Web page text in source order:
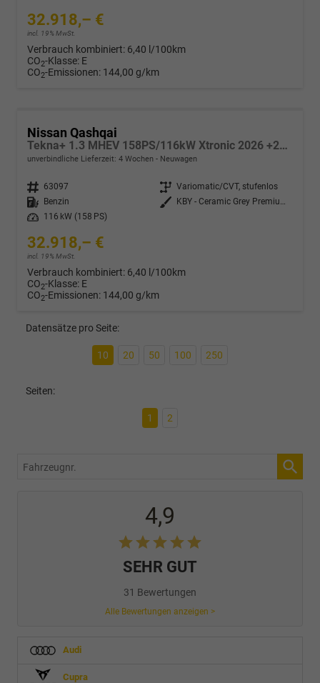
32.918,– €
incl. 19% MwSt.
Verbrauch kombiniert: 6,40 l/100km
CO2-Klasse: E
CO2-Emissionen: 144,00 g/km
Nissan Qashqai
Tekna+ 1.3 MHEV 158PS/116kW Xtronic 2026 +20"ALU+PANO+BOSE+HuD
unverbindliche Lieferzeit: 4 Wochen Neuwagen
Fahrzeugnr. 63097 Getriebe Variomatic/CVT, stufenlos
Kraftstoff
Benzin Außenfarbe
KBY - Ceramic Grey Premium Met.
Leistung
116 kW (158 PS)
32.918,– €
incl. 19% MwSt.
Verbrauch kombiniert: 6,40 l/100km
CO2-Klasse: E
CO2-Emissionen: 144,00 g/km
Datensätze pro Seite:
10 20 50 100 250
Seiten:
1 2
Fahrzeugnr.
4,9
SEHR GUT
31 Bewertungen
Alle Bewertungen anzeigen >
Audi
Cupra